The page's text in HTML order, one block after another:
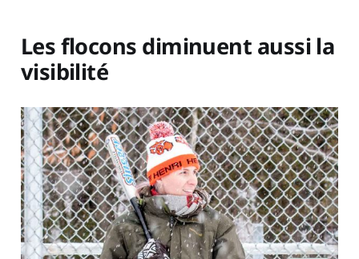
Les flocons diminuent aussi la
visibilité